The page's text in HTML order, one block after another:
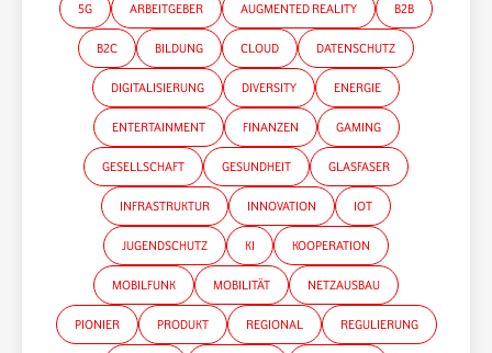
5G ARBEITGEBER AUGMENTED REALITY B2B
B2C BILDUNG CLOUD DATENSCHUTZ
DIGITALISIERUNG DIVERSITY ENERGIE
ENTERTAINMENT FINANZEN GAMING
GESELLSCHAFT GESUNDHEIT GLASFASER
INFRASTRUKTUR INNOVATION IOT
JUGENDSCHUTZ KI KOOPERATION
MOBILFUNK MOBILITÄT NETZAUSBAU
PIONIER PRODUKT REGIONAL REGULIERUNG